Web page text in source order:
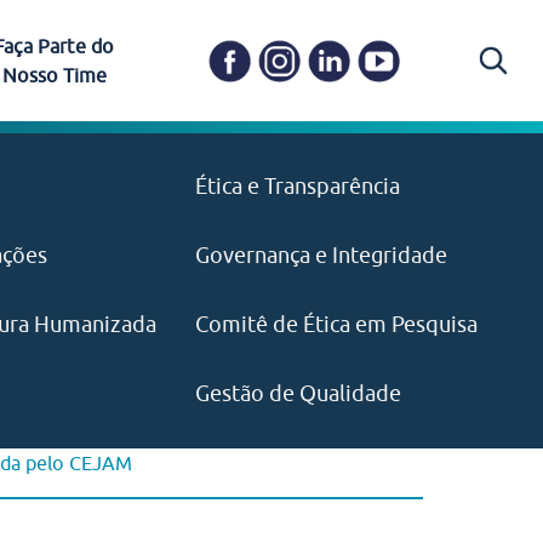
Ética e Transparência
Governança e Integridade
Humanizada Comitê de Ética em Pesquisa
Gestão de Qualidade
Carapicuíba
pelo CEJAM e(11) 97646‑2537
Parte do
Nosso Time
visão e valores?
pelo CEJAM